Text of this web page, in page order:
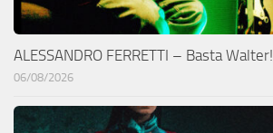
ALESSANDRO FERRETTI – Basta Walter!
06/08/2026